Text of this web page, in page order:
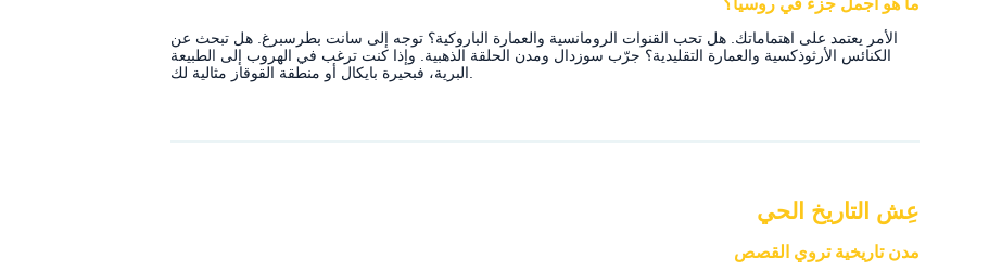
الأمر يعتمد على اهتماماتك. هل تحب القنوات الرومانسية والعمارة الباروكية؟ توجه إلى سانت بطرسبرغ. هل تبحث عن
الكنائس الأرثوذكسية والعمارة التقليدية؟ جرّب سوزدال ومدن الحلقة الذهبية. وإذا كنت ترغب في الهروب إلى الطبيعة
عِش التاريخ الحي
مدن تاريخية تروي القصص